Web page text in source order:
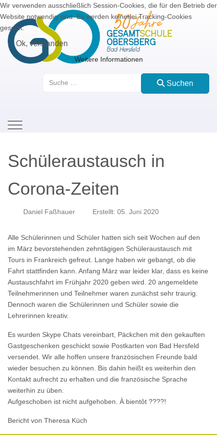
Suchen
Mobile Menu Toggle
Schüleraustausch in
Corona-Zeiten
Daniel Faßhauer Erstellt: 05. Juni 2020
Alle Schülerinnen und Schüler hatten sich seit Wochen auf den
im März bevorstehenden zehntägigen Schüleraustausch mit
Tours in Frankreich gefreut. Lange haben wir gebangt, ob die
Fahrt stattfinden kann. Anfang März war leider klar, dass es keine
Austauschfahrt im Frühjahr 2020 geben wird. 20 angemeldete
Teilnehmerinnen und Teilnehmer waren zunächst sehr traurig.
Dennoch waren die Schülerinnen und Schüler sowie die
Lehrerinnen kreativ.
Es wurden Skype Chats vereinbart, Päckchen mit den gekauften
Gastgeschenken geschickt sowie Postkarten von Bad Hersfeld
versendet. Wir alle hoffen unsere französischen Freunde bald
wieder besuchen zu können. Bis dahin heißt es weiterhin den
Kontakt aufrecht zu erhalten und die französische Sprache
weiterhin zu üben.
Aufgeschoben ist nicht aufgehoben. À bientôt ????!
Bericht von Theresa Küch
Wir verwenden ausschließlich Session-Cookies, die für den Betrieb der
Website notwendig sind. Es werden keinerlei Tracking-Cookies
gesetzt.
Ok, verstanden
Weitere Informationen